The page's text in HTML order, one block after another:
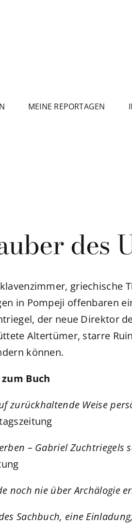
MEINE REPORTAGEN
des
griechische
in Pompeji offenbaren
der neue Direktor
Altertümer, starre
können.
Buch
zurückhaltende Weise
– Gabriel Zuchtriegels
noch nie über Archälogie
Sachbuch, eine